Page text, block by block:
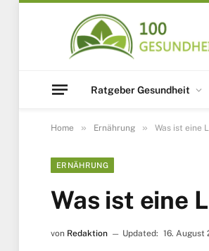
Ratgeber Gesundheit
Home » Ernährung » Was ist eine
ERNÄHRUNG
Was ist eine
von Redaktion Updated: 16. August